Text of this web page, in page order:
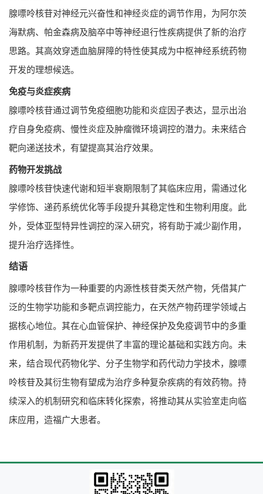
腺嘌呤核苷对神经元兴奋性和神经炎症的调节作用，为阿尔茨
海默病、帕金森病及脑卒中等神经退行性疾病提供了新的治疗
思路。其高效穿透血脑屏障的特性使其成为中枢神经系统药物
开发的理想候选。
免疫与炎症疾病
腺嘌呤核苷通过调节免疫细胞功能和炎症因子表达，显示出治
疗自身免疫病、慢性炎症及肿瘤微环境调控的潜力。未来结合
靶向递送技术，有望提高其治疗效果。
药物开发挑战
腺嘌呤核苷快速代谢和短半衰期限制了其临床应用，需通过化
学修饰、递药系统优化等手段提升其稳定性和生物利用度。此
外，受体亚型特异性调控的深入研究，将有助于减少副作用，
提升治疗选择性。
结语
腺嘌呤核苷作为一种重要的内源性核苷类天然产物，凭借其广
泛的生物学功能和多靶点调控能力，在天然产物药理学领域占
据核心地位。其在心血管保护、神经保护及免疫调节中的多重
作用机制，为新药开发提供了丰富的理论基础和实践方向。未
来，结合现代药物化学、分子生物学和药代动力学技术，腺嘌
呤核苷及其衍生物有望成为治疗多种复杂疾病的有效药物。持
续深入的机制研究和临床转化探索，将推动其从实验室走向临
床应用，造福广大患者。